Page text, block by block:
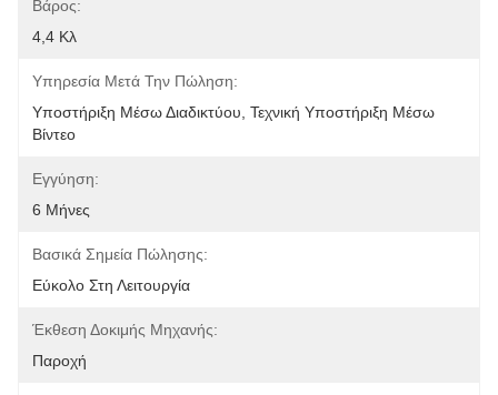
Βάρος:
4,4 Κλ
Υπηρεσία Μετά Την Πώληση:
Υποστήριξη Μέσω Διαδικτύου, Τεχνική Υποστήριξη Μέσω
Βίντεο
Εγγύηση:
6 Μήνες
Βασικά Σημεία Πώλησης:
Εύκολο Στη Λειτουργία
Έκθεση Δοκιμής Μηχανής:
Παροχή